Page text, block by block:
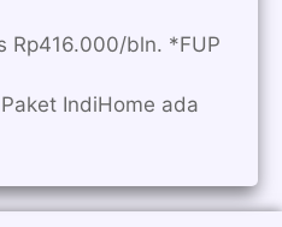
Rp416.000/bln. *FUP
IndiHome ada